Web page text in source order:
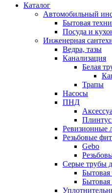
Каталог
Автомобильный
Бытовая
Посуда и
Инженерная
Ведра, тазы
Канализация
Белая
Трапы
Насосы
ПНД
Ревизионные
Резьбовые
Gebo
Серые трубы
Бытовая